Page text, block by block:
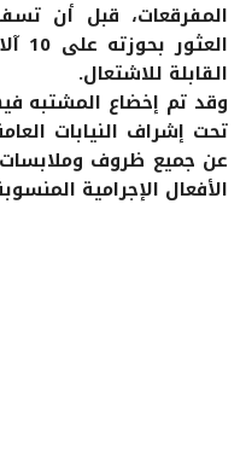
المفرقعات، قبل أن
القابلة للاشتعال.
وقد تم إخضاع المشتبه
تحت إشراف النيابات
عن جميع ظروف وملابسات
الأفعال الإجرامية